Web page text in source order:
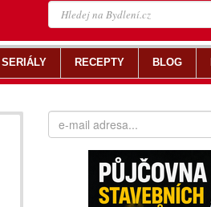
SERIÁLY RECEPTY BLOG